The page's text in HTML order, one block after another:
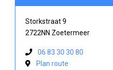
Storkstraat 9
2722NN Zoetermeer
06 83 30 30 80
Plan route